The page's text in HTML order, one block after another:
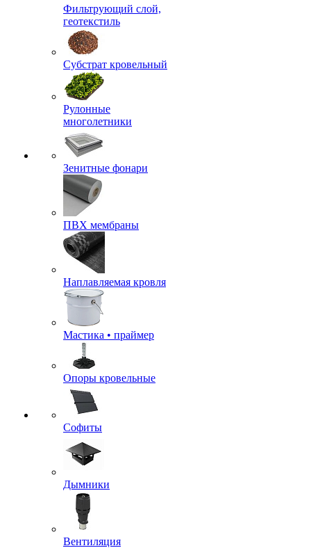
Фильтрующий слой,
геотекстиль
Субстрат кровельный
Рулонные
многолетники
Зенитные фонари
ПВХ мембраны
Наплавляемая кровля
Мастика • праймер
Опоры кровельные
Софиты
Дымники
Вентиляция